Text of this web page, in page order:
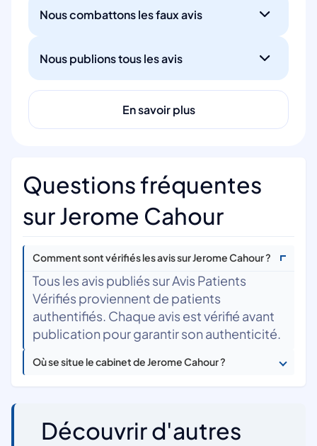
Nous combattons les faux avis
Nous publions tous les avis
En savoir plus
Questions fréquentes
sur Jerome Cahour
Comment sont vérifiés les avis sur Jerome Cahour ?
Tous les avis publiés sur Avis Patients
Vérifiés proviennent de patients
authentifiés. Chaque avis est vérifié avant
publication pour garantir son authenticité.
Où se situe le cabinet de Jerome Cahour ?
Découvrir d'autres